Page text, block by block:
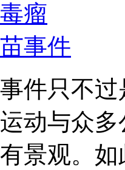
瘤
事件
件只不
动与众
景观。